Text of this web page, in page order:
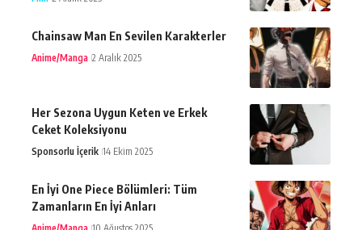
Chainsaw Man En Sevilen Karakterler
Anime/Manga 2 Aralık 2025
Her Sezona Uygun Keten ve Erkek
Ceket Koleksiyonu
Sponsorlu İçerik 14 Ekim 2025
En İyi One Piece Bölümleri: Tüm
Zamanların En İyi Anları